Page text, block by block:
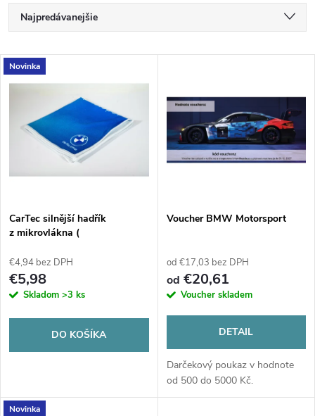
R
a
d
e
p
r
u
Najpredávanejšie
Najdrahšie
V
ý
p
i
s
p
r
o
d
u
Novinka
CarTec silnější hadřík
z mikrovlákna (
€4,94 bez DPH
€5,98
Skladom >3 ks
DO KOŠÍKA
Voucher BMW Motorsport
od €17,03 bez DPH
od €20,61
Voucher skladem
DETAIL
Darčekový poukaz v hodnote
od 500 do 5000 Kč.
Novinka